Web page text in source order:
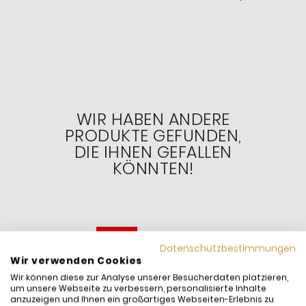
WIR HABEN ANDERE
PRODUKTE GEFUNDEN,
DIE IHNEN GEFALLEN
KÖNNTEN!
-10%
Datenschutzbestimmungen
Wir verwenden Cookies
Wir können diese zur Analyse unserer Besucherdaten platzieren,
um unsere Webseite zu verbessern, personalisierte Inhalte
anzuzeigen und Ihnen ein großartiges Webseiten-Erlebnis zu